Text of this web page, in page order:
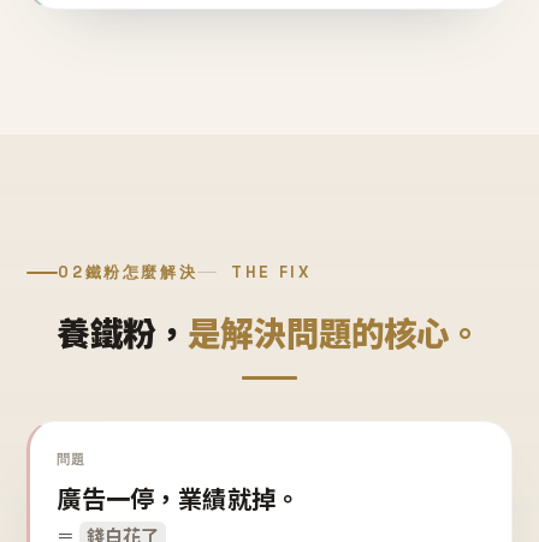
02鐵粉怎麼解決 THE FIX
養鐵粉， 是解決問題的核心。
問題
廣告一停，業績就掉。
＝ 錢白花了